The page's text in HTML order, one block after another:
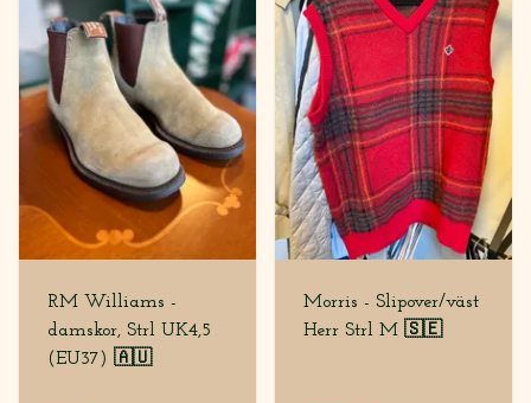
RM Williams -
damskor, Strl UK4,5
(EU37) 🇦🇺
Morris - Slipover/väst
Herr Strl M 🇸🇪